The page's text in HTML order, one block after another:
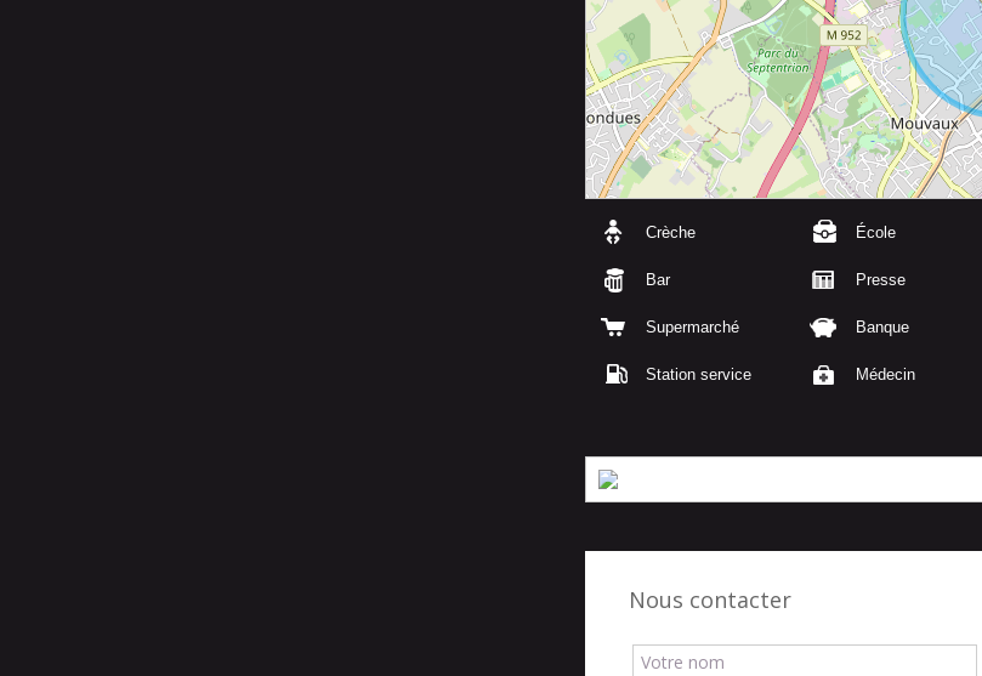
Crèche École
Bar Presse
Supermarché Banque
Station service Médecin
Nous contacter